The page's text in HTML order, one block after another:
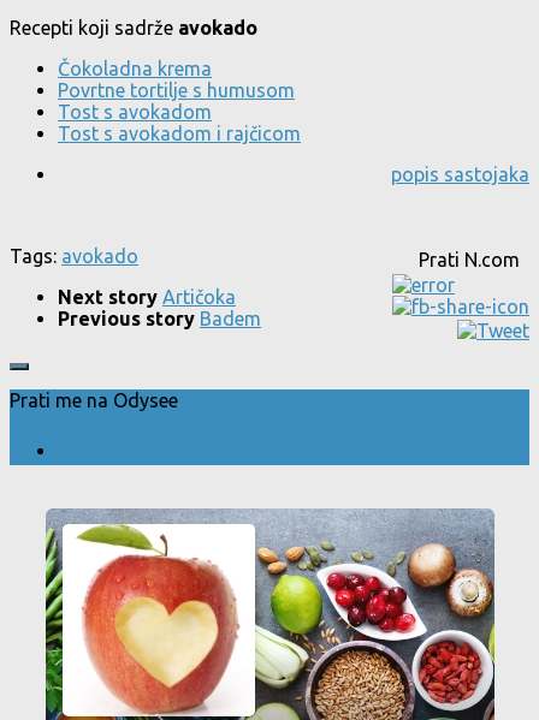
Recepti koji sadrže avokado
Čokoladna krema
Povrtne tortilje s humusom
Tost s avokadom
Tost s avokadom i rajčicom
popis sastojaka
Prati N.com
Tags: avokado
Next story Artičoka
Previous story Badem
Prati me na Odysee